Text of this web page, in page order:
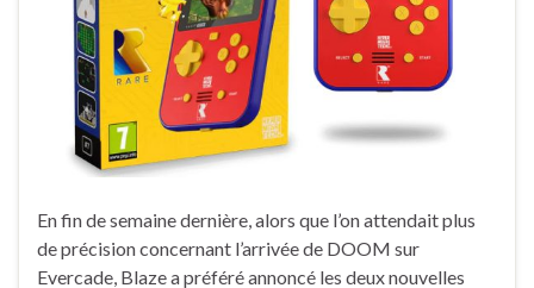
En fin de semaine dernière, alors que l’on attendait plus
de précision concernant l’arrivée de DOOM sur
Evercade, Blaze a préféré annoncé les deux nouvelles